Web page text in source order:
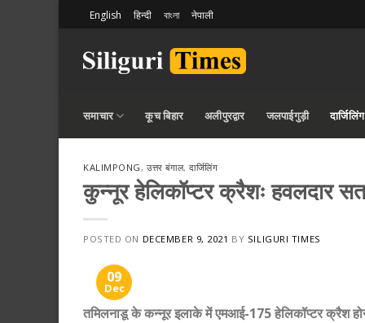
content
English हिन्दी বাংলা नेपाली
समाचार कूच बिहार अलीपुरद्वार जलपाईगुड़ी दार्जिलिंग
KALIMPONG,उत्तर बंगाल,दार्जिलिंग
कुन्नूर हेलिकॉप्टर क्रैशः हवलदार
POSTED ON DECEMBER 9, 2021 BY SILIGURI TIMES
09
Dec
तमिलनाडू के कन्नूर इलाके में एमआई-175 हेलिकॉप्टर क्रैश